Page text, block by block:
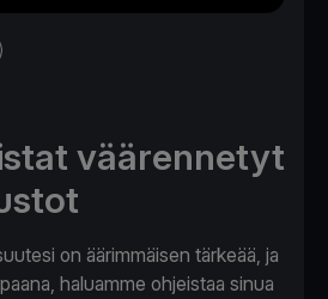
väärennetyt
on äärimmäisen tärkeää, ja
haluamme ohjeistaa sinua